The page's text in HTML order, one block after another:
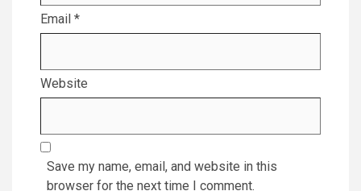
Email *
Website
Save my name, email, and website in this
browser for the next time I comment.